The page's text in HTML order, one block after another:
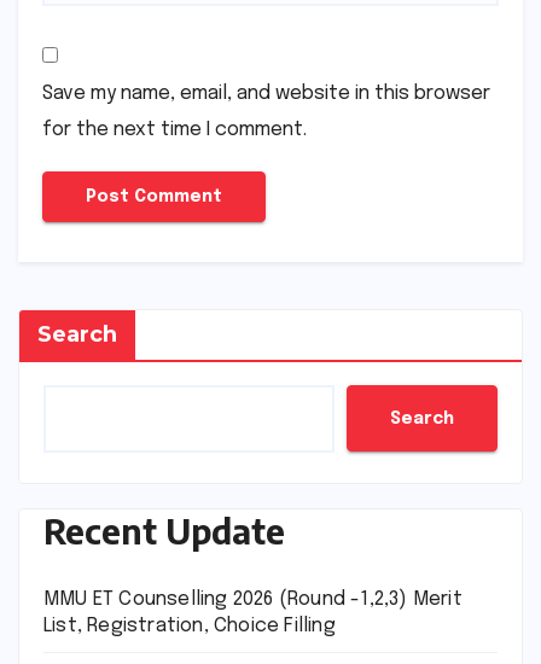
Save my name, email, and website in this browser
for the next time I comment.
Search
Search
Recent Update
MMU ET Counselling 2026 (Round -1,2,3) Merit
List, Registration, Choice Filling